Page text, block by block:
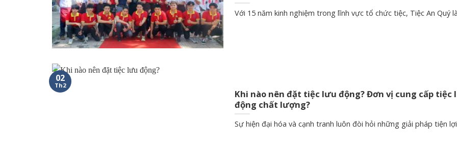
Với 15 năm kinh nghiệm trong lĩnh vực tổ chức tiệc, Tiệc An Quý
Khi nào nên đặt tiệc lưu động? Đơn vị cung cấp tiệc
động chất lượng?
Sự hiện đại hóa và cạnh tranh luôn đòi hỏi những giải pháp tiện
02
Th2